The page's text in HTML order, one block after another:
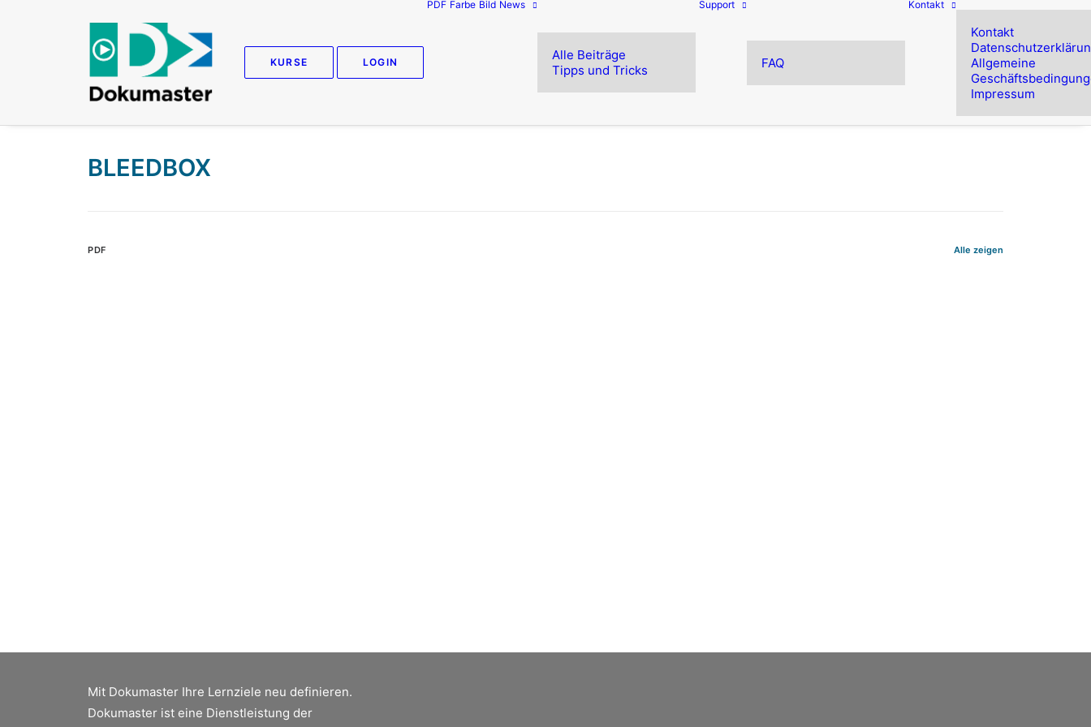
KURSE LOGIN
PDF Farbe Bild News
Alle Beiträge
Tipps und Tricks
Support
FAQ
Kontakt
Kontakt
Allgemeine
Impressum
BLEEDBOX
Alle zeigen
PDF
Mit Dokumaster Ihre Lernziele neu definieren.
Dokumaster ist eine Dienstleistung der